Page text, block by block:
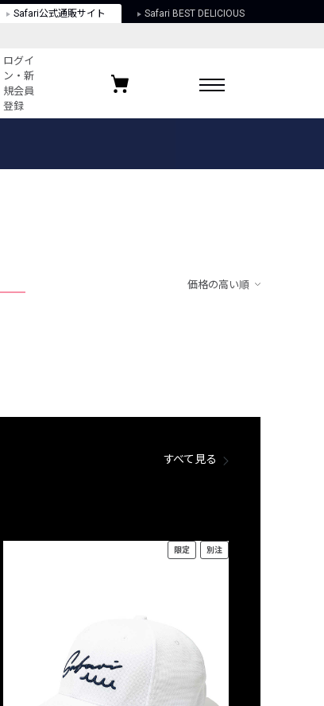
Safari公式通販サイト Safari BEST DELICIOUS
ログイ
ン・新
規会員
登録
お気に入りブランド
価格の高い順
すべて見る
限定 別注